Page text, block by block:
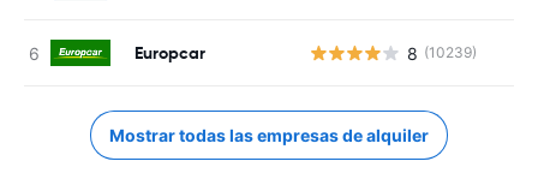
Europcar 8 (10239)
Mostrar todas las empresas de alquiler